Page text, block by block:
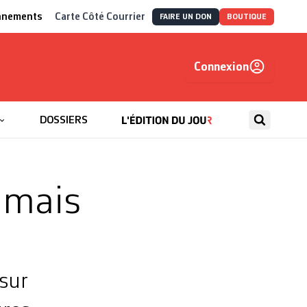
Carte Côté Courrier FAIRE UN DON BOUTIQUE
Connexion
DOSSIERS